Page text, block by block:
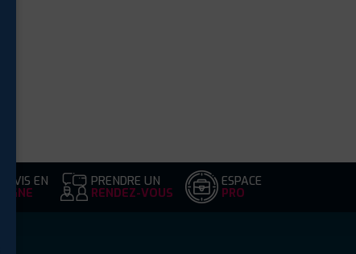
DEVIS EN
LIGNE
PRENDRE UN
RENDEZ-VOUS
ESPACE
PRO